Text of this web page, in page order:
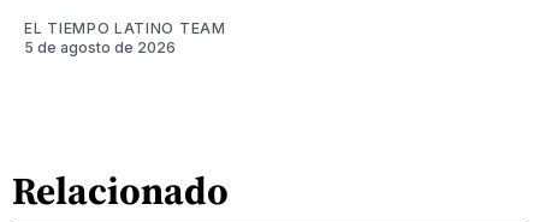
EL TIEMPO LATINO TEAM
5 de agosto de 2026
Relacionado